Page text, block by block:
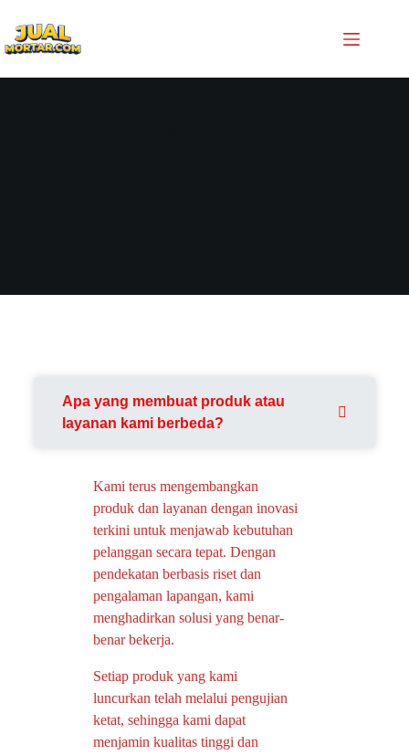
Apa yang membuat produk atau
layanan kami berbeda?
Kami terus mengembangkan
produk dan layanan dengan inovasi
terkini untuk menjawab kebutuhan
pelanggan secara tepat. Dengan
pendekatan berbasis riset dan
pengalaman lapangan, kami
menghadirkan solusi yang benar-
benar bekerja.
Setiap produk yang kami
luncurkan telah melalui pengujian
ketat, sehingga kami dapat
menjamin kualitas tinggi dan